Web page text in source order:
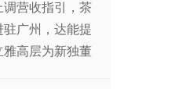
调营收指引，茶
驻广州，达能提
雅高层为新独董